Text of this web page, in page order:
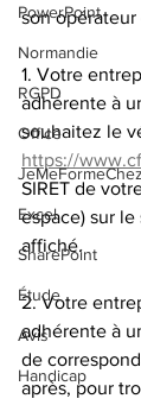
PowerPoint
Normandie
RGPD
Office
Excel
SharePoint
Étude
Avis
Handicap
son
1. Votre
adhérente à
souhaitez le
https://
SIRET de
espace) sur le
affiché.
2. Votre
adhérente à
de
après, pour